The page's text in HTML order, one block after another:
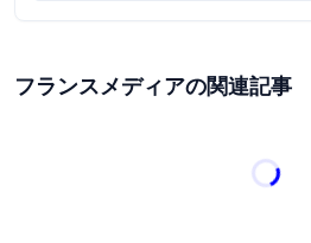
フランスメディアの関連記事